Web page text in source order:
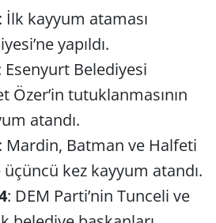
İlk kayyum ataması
yapıldı.
Esenyurt Belediyesi
Özer’in tutuklanmasının
atandı.
Mardin, Batman ve Halfeti
kez kayyum atandı.
: DEM Parti’nin Tunceli ve